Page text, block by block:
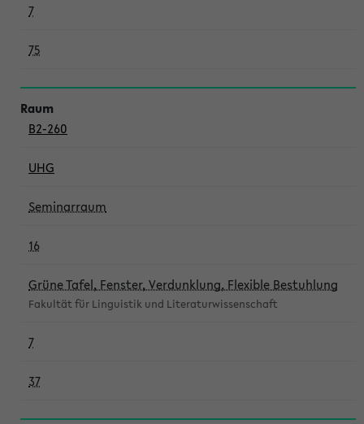
7
75
B2-260
UHG
Seminarraum
16
Grüne Tafel, Fenster, Verdunklung, Flexible Bestuhlung
Fakultät für Linguistik und Literaturwissenschaft
7
37